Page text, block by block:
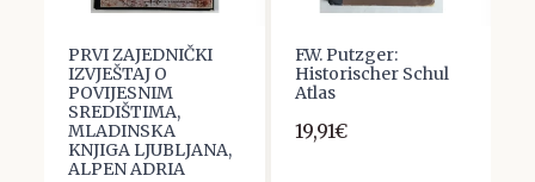
PRVI ZAJEDNIČKI
IZVJEŠTAJ O
POVIJESNIM
SREDIŠTIMA,
MLADINSKA
KNJIGA LJUBLJANA,
ALPEN ADRIA
F.W. Putzger:
Historischer Schul
Atlas
19,91€